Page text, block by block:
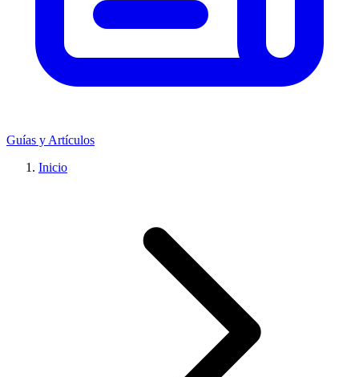
Guías y Artículos
Inicio